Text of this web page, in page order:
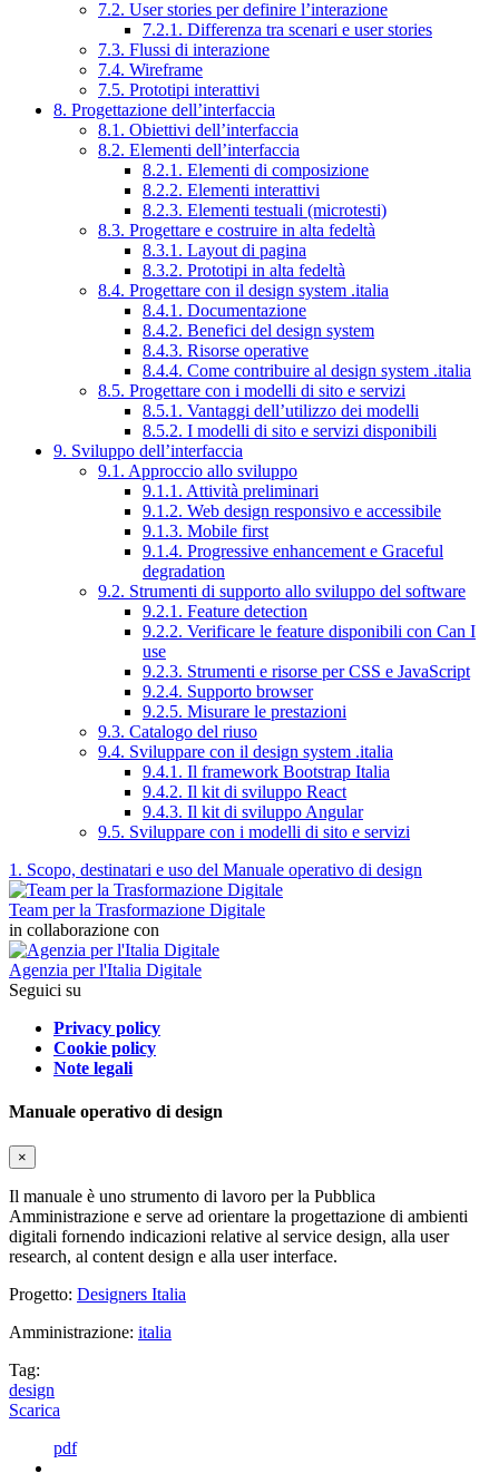
7.2. User stories per definire l’interazione
7.2.1. Differenza tra scenari e user stories
7.3. Flussi di interazione
7.4. Wireframe
7.5. Prototipi interattivi
8. Progettazione dell’interfaccia
8.1. Obiettivi dell’interfaccia
8.2. Elementi dell’interfaccia
8.2.1. Elementi di composizione
8.2.2. Elementi interattivi
8.2.3. Elementi testuali (microtesti)
8.3. Progettare e costruire in alta fedeltà
8.3.1. Layout di pagina
8.3.2. Prototipi in alta fedeltà
8.4. Progettare con il design system .italia
8.4.1. Documentazione
8.4.2. Benefici del design system
8.4.3. Risorse operative
8.4.4. Come contribuire al design system .italia
8.5. Progettare con i modelli di sito e servizi
8.5.1. Vantaggi dell’utilizzo dei modelli
8.5.2. I modelli di sito e servizi disponibili
9. Sviluppo dell’interfaccia
9.1. Approccio allo sviluppo
9.1.1. Attività preliminari
9.1.2. Web design responsivo e accessibile
9.1.3. Mobile first
9.1.4. Progressive enhancement e Graceful
degradation
9.2. Strumenti di supporto allo sviluppo del software
9.2.1. Feature detection
9.2.2. Verificare le feature disponibili con Can I
use
9.2.3. Strumenti e risorse per CSS e JavaScript
9.2.4. Supporto browser
9.2.5. Misurare le prestazioni
9.3. Catalogo del riuso
9.4. Sviluppare con il design system .italia
9.4.1. Il framework Bootstrap Italia
9.4.2. Il kit di sviluppo React
9.4.3. Il kit di sviluppo Angular
9.5. Sviluppare con i modelli di sito e servizi
1. Scopo, destinatari e uso del Manuale operativo di design
Team per la Trasformazione Digitale
in collaborazione con
Agenzia per l'Italia Digitale
Seguici su
Privacy policy
Cookie policy
Note legali
Manuale operativo di design
×
Il manuale è uno strumento di lavoro per la Pubblica
Amministrazione e serve ad orientare la progettazione di ambienti
digitali fornendo indicazioni relative al service design, alla user
research, al content design e alla user interface.
Progetto: Designers Italia
Amministrazione: italia
Tag:
design
Scarica
pdf